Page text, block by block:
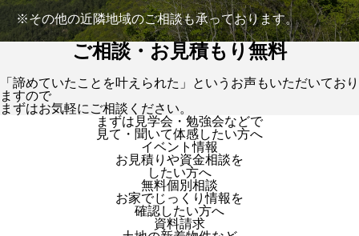
※その他の近隣地域のご相談も承っております。
ご相談・お見積もり無料
「諦めていたことを叶えられた」というお声もいただいており
ますので
まずはお気軽にご相談ください。
まずは見学会・勉強会などで
見て・聞いて体感したい方へ
イベント情報
お見積りや資金相談を
したい方へ
無料個別相談
お家でじっくり情報を
確認したい方へ
資料請求